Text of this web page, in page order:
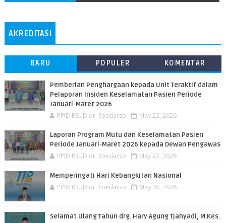
AKREDITASI
BARU POPULER KOMENTAR
Pemberian Penghargaan kepada Unit Teraktif dalam
Pelaporan Insiden Keselamatan Pasien Periode
Januari-Maret 2026
PPID RSUD dr. Soedarso May 22, 2026
Laporan Program Mutu dan Keselamatan Pasien
Periode Januari-Maret 2026 kepada Dewan Pengawas
PPID RSUD dr. Soedarso May 22, 2026
Memperingati Hari Kebangkitan Nasional
PPID RSUD dr. Soedarso May 20, 2026
Selamat Ulang Tahun drg. Hary Agung Tjahyadi, M.Kes.